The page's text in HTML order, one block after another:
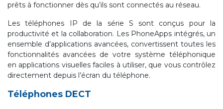
prêts à fonctionner dès qu’ils sont connectés au réseau.
Les téléphones IP de la série S sont conçus pour la
productivité et la collaboration. Les PhoneApps intégrés, un
ensemble d’applications avancées, convertissent toutes les
fonctionnalités avancées de votre système téléphonique
en applications visuelles faciles à utiliser, que vous contrôlez
directement depuis l’écran du téléphone.
Téléphones DECT